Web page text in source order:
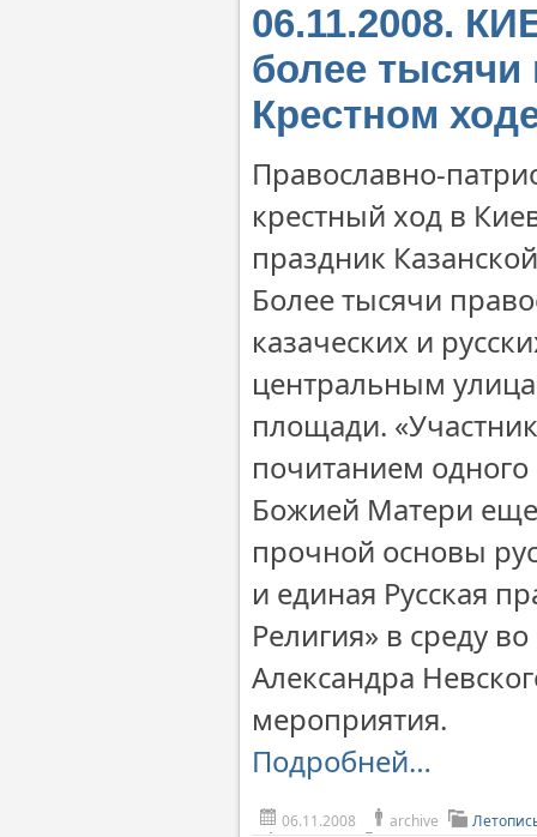
06.11.2008.
более тысячи
Крестном
Православно-
крестный ход в
праздник
Более тысячи
казаческих и
центральным
площади.
почитанием
Божией Матери еще
прочной основы
и единая Русская
Религия» в среду
Александра
мероприятия.
Подробней…
06.11.2008 archive